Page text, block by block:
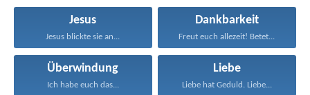
Jesus
Jesus blickte sie an...
Dankbarkeit
Freut euch allezeit! Betet...
Überwindung
Ich habe euch das...
Liebe
Liebe hat Geduld. Liebe...